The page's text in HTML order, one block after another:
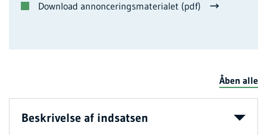
Download annonceringsmaterialet (pdf)
Åben alle
Beskrivelse af indsatsen